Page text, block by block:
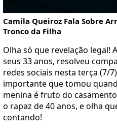
Camila Queiroz Fala Sobre
Tronco da Filha
Olha só que revelação legal!
seus 33 anos, resolveu
redes sociais nesta terça (7/
importante que tomou
menina é fruto do
o rapaz de 40 anos, e olha
contando!